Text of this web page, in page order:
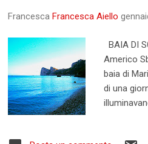
Francesca Francesca Aiello
BAIA DI
Americo
baia di
di una